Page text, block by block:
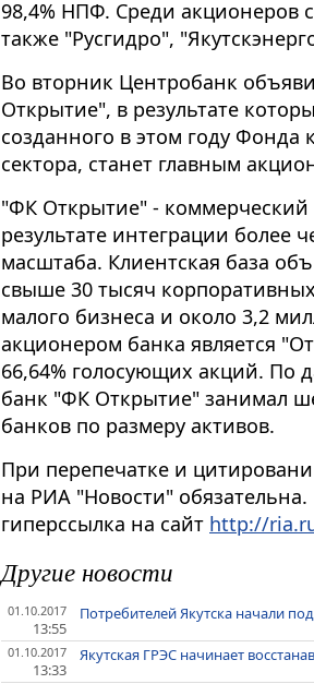
98,4% НПФ. Среди акционеров
также "Русгидро",
Во вторник Центробанк
Открытие", в результате
созданного в этом году Фонда
сектора, станет главным
"ФК Открытие" -
результате интеграции более
масштаба. Клиентская база
свыше 30 тысяч
малого бизнеса и около 3,2
акционером банка является
66,64% голосующих акций. По
банк "ФК Открытие" занимал
банков по размеру активов.
При перепечатке и
на РИА "Новости"
гиперссылка на сайт http://
Другие новости
01.10.2017
13:55
Потребителей Якутска начали
01.10.2017
13:33
Якутская ГРЭС начинает